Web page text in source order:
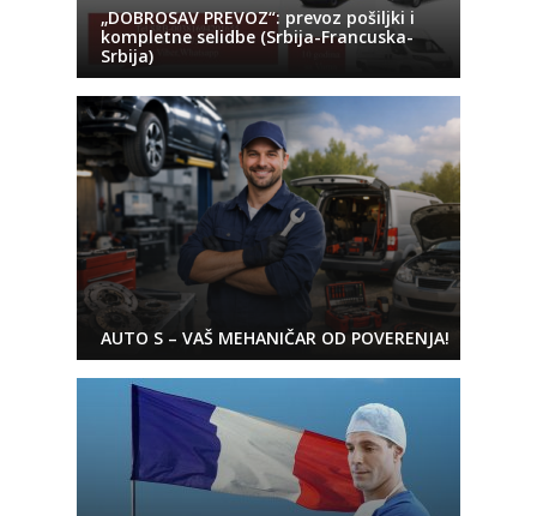
„DOBROSAV PREVOZ“: prevoz pošiljki i
kompletne selidbe (Srbija-Francuska-
Srbija)
AUTO S – VAŠ MEHANIČAR OD POVERENJA!